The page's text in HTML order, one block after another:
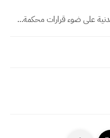
على ضوء قرارات محكمة...